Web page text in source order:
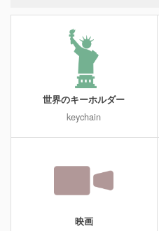
世界のキーホルダー
keychain
映画